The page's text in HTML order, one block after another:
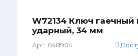
W72134 Ключ гаечный
ударный, 34 мм
Арт. 048904